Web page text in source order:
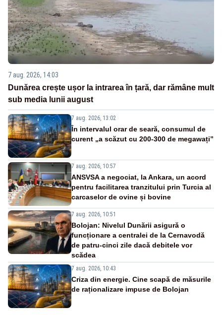
7 aug. 2026, 14:03
Dunărea crește ușor la intrarea în țară, dar rămâne mult
sub media lunii august
7 aug. 2026, 13:02
În intervalul orar de seară, consumul de
curent „a scăzut cu 200-300 de megawați”
7 aug. 2026, 10:57
ANSVSA a negociat, la Ankara, un acord
pentru facilitarea tranzitului prin Turcia al
carcaselor de ovine și bovine
7 aug. 2026, 10:51
Bolojan: Nivelul Dunării asigură o
funcționare a centralei de la Cernavodă
de patru-cinci zile dacă debitele vor
scădea
7 aug. 2026, 10:43
Criza din energie. Cine scapă de măsurile
de raționalizare impuse de Bolojan